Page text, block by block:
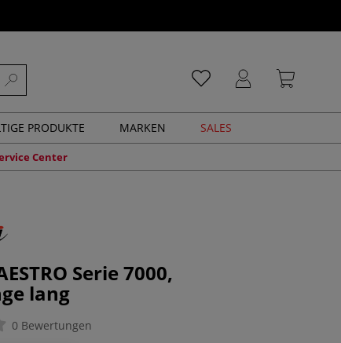
PRODUKTE MARKEN SALES
Center
Serie 7000,
lang
0 Bewertungen